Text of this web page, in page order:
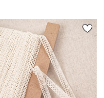
от оригинального цвета в
монитора.